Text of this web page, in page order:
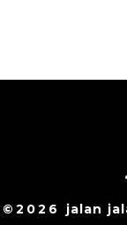
©2026 jalan